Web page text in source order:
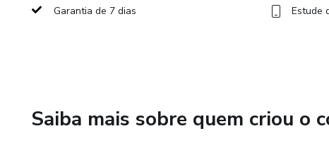
✔ **Impulso para
É o ano para quebrar barreiras
o começo da sua transformação!
Garantia de 7 dias Estude
Saiba mais sobre quem criou o